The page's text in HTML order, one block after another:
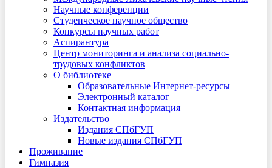
Научные конференции
Студенческое научное общество
Конкурсы научных работ
Аспирантура
Центр мониторинга и анализа социально-
трудовых конфликтов
О библиотеке
Образовательные Интернет-ресурсы
Электронный каталог
Контактная информация
Издательство
Издания СПбГУП
Новые издания СПбГУП
Проживание
Гимназия